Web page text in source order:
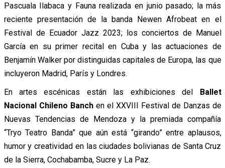
Pascuala Ilabaca y Fauna realizada en junio pasado; la más
reciente presentación de la banda Newen Afrobeat en el
Festival de Ecuador Jazz 2023; los conciertos de Manuel
García en su primer recital en Cuba y las actuaciones de
Benjamín Walker por distinguidas capitales de Europa, las que
incluyeron Madrid, París y Londres.
En artes escénicas están las exhibiciones del Ballet
Nacional Chileno Banchen el XXVIII Festival de Danzas de
Nuevas Tendencias de Mendoza y la premiada compañía
“Tryo Teatro Banda” que aún está “girando” entre aplausos,
humor y creatividad en las ciudades bolivianas de Santa Cruz
de la Sierra, Cochabamba, Sucre y La Paz.